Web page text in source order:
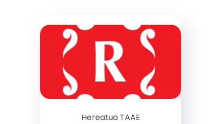
Hereatua TAAE